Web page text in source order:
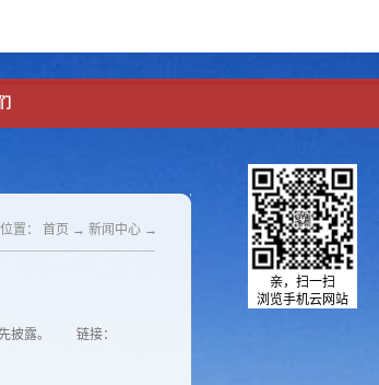
置： 首页 → 新闻中心 →
先披露。 链接：
亲，扫一扫
浏览手机云网站